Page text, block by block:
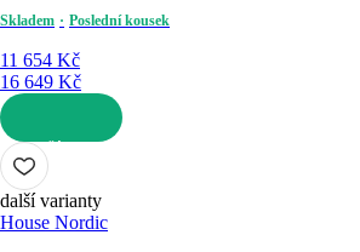
Skladem Poslední kousek
11 654 Kč
16 649 Kč
DO KOŠÍKU
další varianty
House Nordic